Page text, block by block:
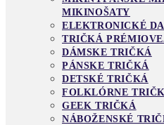
MIKINOŠATY
ELEKTRONICKÉ
TRIČKÁ
DÁMSKE TRIČKÁ
PÁNSKE TRIČKÁ
DETSKÉ TRIČKÁ
FOLKLÓRNE
GEEK TRIČKÁ
NÁBOŽENSKÉ